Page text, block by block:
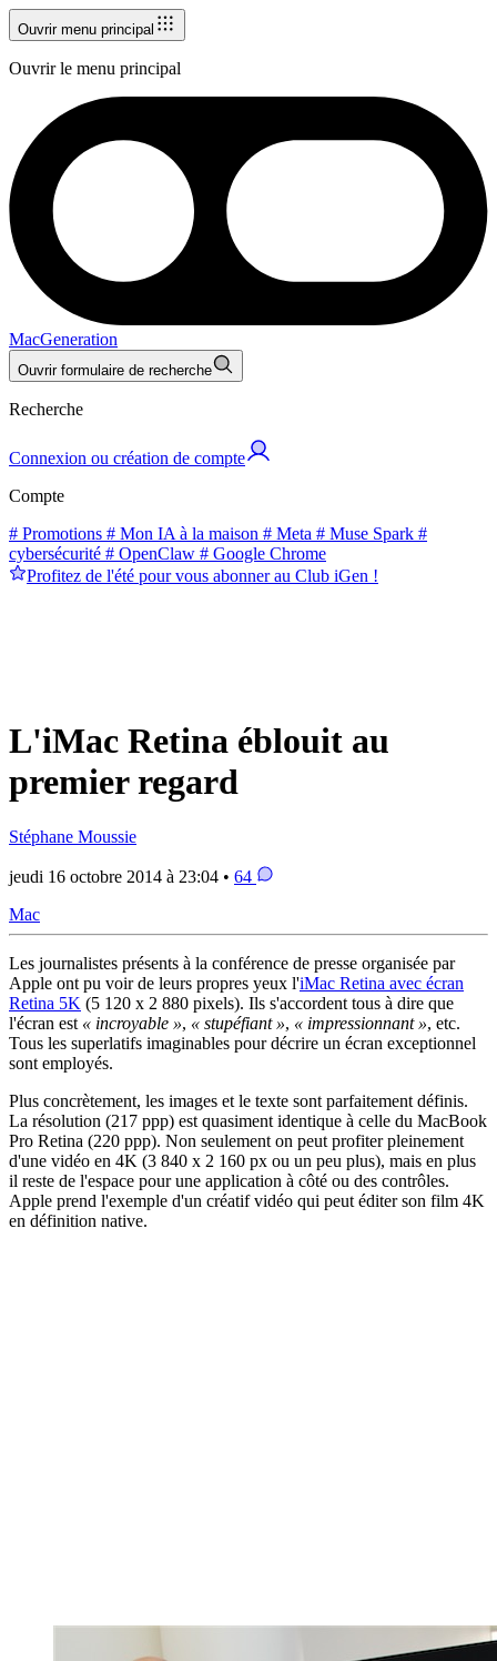
Ouvrir menu principal
Ouvrir le menu principal
MacGeneration
Ouvrir formulaire de recherche
Recherche
Connexion ou création de compte
Compte
# Promotions # Mon IA à la maison # Meta # Muse Spark #
cybersécurité # OpenClaw # Google Chrome
Profitez de l'été pour vous abonner au Club iGen !
L'iMac Retina éblouit au
premier regard
Stéphane Moussie
jeudi 16 octobre 2014 à 23:04 • 64
Mac
Les journalistes présents à la conférence de presse organisée par
Apple ont pu voir de leurs propres yeux l'iMac Retina avec écran
Retina 5K (5 120 x 2 880 pixels). Ils s'accordent tous à dire que
l'écran est « incroyable », « stupéfiant », « impressionnant », etc.
Tous les superlatifs imaginables pour décrire un écran exceptionnel
sont employés.
Plus concrètement, les images et le texte sont parfaitement définis.
La résolution (217 ppp) est quasiment identique à celle du MacBook
Pro Retina (220 ppp). Non seulement on peut profiter pleinement
d'une vidéo en 4K (3 840 x 2 160 px ou un peu plus), mais en plus
il reste de l'espace pour une application à côté ou des contrôles.
Apple prend l'exemple d'un créatif vidéo qui peut éditer son film 4K
en définition native.